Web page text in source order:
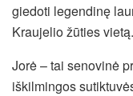
giedoti legendinę
Kraujelio žūties vietą.
Jorė – tai senovinė
iškilmingos